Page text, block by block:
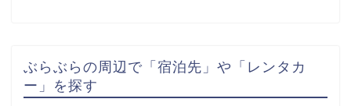
ぶらぶらの周辺で「宿泊先」や「レンタカ
ー」を探す